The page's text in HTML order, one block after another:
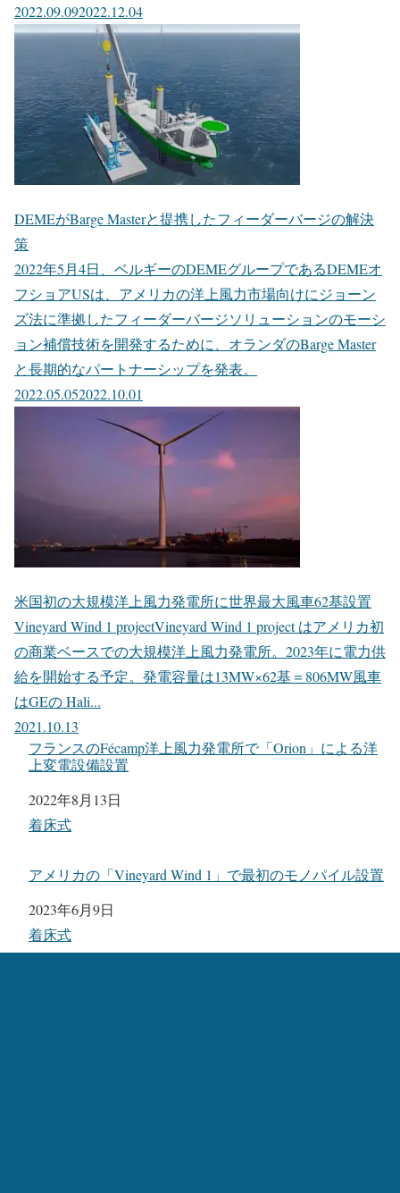
2022.09.092022.12.04
DEMEがBarge Masterと提携したフィーダーバージの解決
策
2022年5月4日、ベルギーのDEMEグループであるDEMEオ
フショアUSは、アメリカの洋上風力市場向けにジョーン
ズ法に準拠したフィーダーバージソリューションのモーシ
ョン補償技術を開発するために、オランダのBarge Master
と長期的なパートナーシップを発表。
2022.05.052022.10.01
米国初の大規模洋上風力発電所に世界最大風車62基設置
Vineyard Wind 1 projectVineyard Wind 1 project はアメリカ初
の商業ベースでの大規模洋上風力発電所。2023年に電力供
給を開始する予定。発電容量は13MW×62基＝806MW風車
はGEの Hali...
2021.10.13
フランスのFécamp洋上風力発電所で「Orion」による洋
上変電設備設置
日付
2022年8月13日
関連理由
着床式
アメリカの「Vineyard Wind 1」で最初のモノパイル設置
日付
2023年6月9日
関連理由
着床式